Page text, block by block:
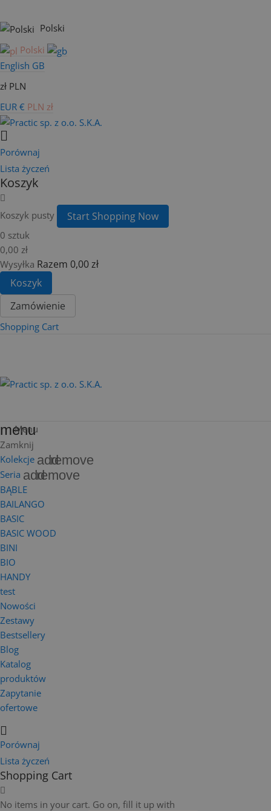
Polski
Polski
English GB
zł PLN
EUR € PLN zł
Porównaj
Lista życzeń
Koszyk
Koszyk pusty Start Shopping Now
0 sztuk
0,00 zł
Wysyłka Razem 0,00 zł
Koszyk
Zamówienie
Shopping Cart
menu
Menu
Zamknij
Kolekcje addremove
Seria addremove
BĄBLE
BAILANGO
BASIC
BASIC WOOD
BINI
BIO
HANDY
test
Nowości
Zestawy
Bestsellery
Blog
Katalog
produktów
Zapytanie
ofertowe
Porównaj
Lista życzeń
Shopping Cart
No items in your cart. Go on, fill it up with